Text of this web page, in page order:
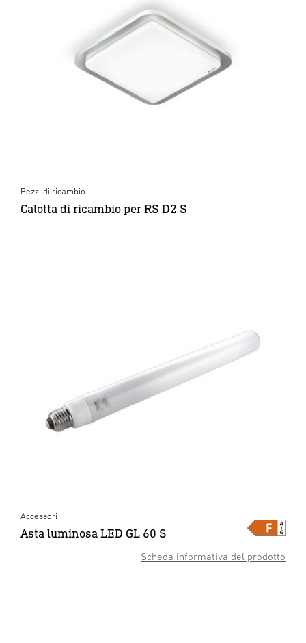
Pezzi di ricambio
Calotta di ricambio per RS D2 S
Scheda informativa del prodotto
Accessori
Asta luminosa LED GL 60 S